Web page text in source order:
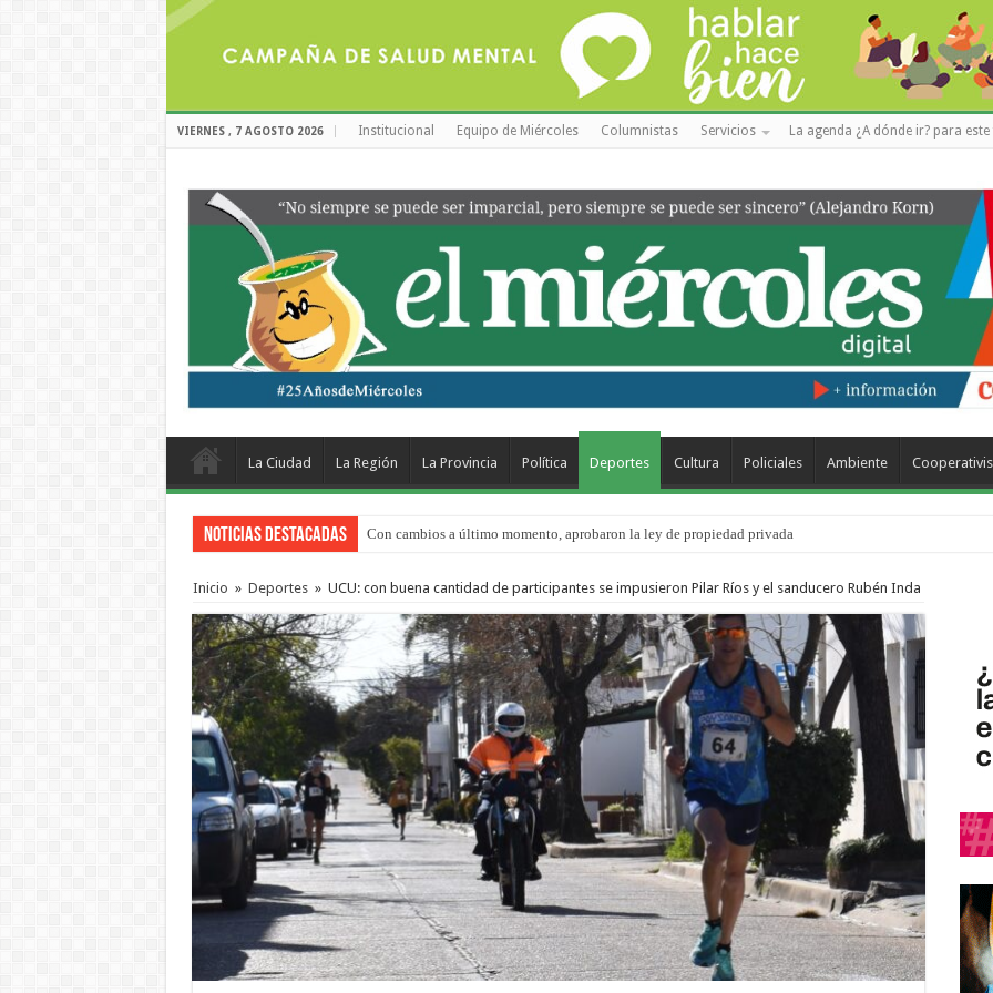
VIERNES , 7 AGOSTO 2026 Institucional Equipo de Miércoles Columnistas Servicios La agenda ¿A dónde ir? para este
La Ciudad La Región La Provincia Política Deportes Cultura Policiales Ambiente
Noticias Destacadas Con cambios a último momento, aprobaron la ley de propiedad privada
Adopción en Entre Ríos: el 35% de los 90 niños, niñas y adolescentes que esperan una familia tiene
Inicio » Deportes » UCU: con buena cantidad de participantes se impusieron Pilar Ríos y el sanducero Rubén Inda